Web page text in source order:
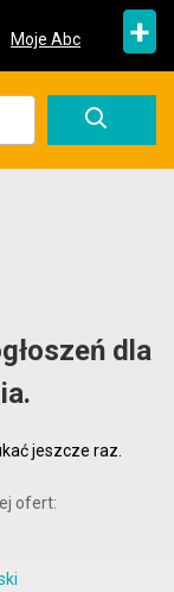
Moje Abc +
dla
jeszcze raz.
ofert: